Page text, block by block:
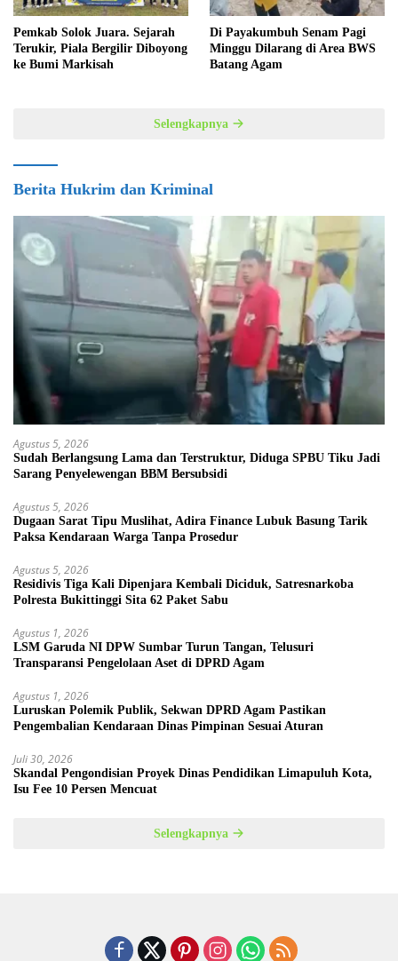
Pemkab Solok Juara. Sejarah
Terukir, Piala Bergilir Diboyong
ke Bumi Markisah
Di Payakumbuh Senam Pagi
Minggu Dilarang di Area BWS
Batang Agam
Selengkapnya
Berita Hukrim dan Kriminal
Agustus 5, 2026
Sudah Berlangsung Lama dan Terstruktur, Diduga SPBU Tiku Jadi
Sarang Penyelewengan BBM Bersubsidi
Agustus 5, 2026
Dugaan Sarat Tipu Muslihat, Adira Finance Lubuk Basung Tarik
Paksa Kendaraan Warga Tanpa Prosedur
Agustus 5, 2026
Residivis Tiga Kali Dipenjara Kembali Diciduk, Satresnarkoba
Polresta Bukittinggi Sita 62 Paket Sabu
Agustus 1, 2026
LSM Garuda NI DPW Sumbar Turun Tangan, Telusuri
Transparansi Pengelolaan Aset di DPRD Agam
Agustus 1, 2026
Luruskan Polemik Publik, Sekwan DPRD Agam Pastikan
Pengembalian Kendaraan Dinas Pimpinan Sesuai Aturan
Juli 30, 2026
Skandal Pengondisian Proyek Dinas Pendidikan Limapuluh Kota,
Isu Fee 10 Persen Mencuat
Selengkapnya